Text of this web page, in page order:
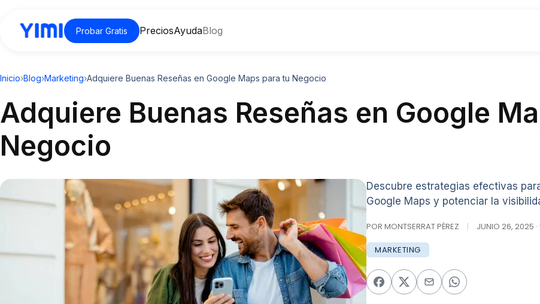
Probar Gratis PreciosAyudaBlog
Inicio›Blog›Marketing›Adquiere Buenas Reseñas en Google Maps para tu Negocio
Adquiere Buenas Reseñas en Google
Negocio
Descubre estrategias efectivas
Google Maps y potenciar la
POR MONTSERRAT PÉREZ | JUNIO 26, 2025 ·
MARKETING